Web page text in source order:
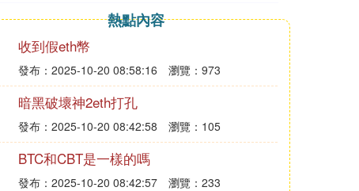
熱點內容
收到假eth幣
發布：2025-10-20 08:58:16 瀏覽：973
暗黑破壞神2eth打孔
發布：2025-10-20 08:42:58 瀏覽：105
BTC和CBT是一樣的嗎
發布：2025-10-20 08:42:57 瀏覽：233